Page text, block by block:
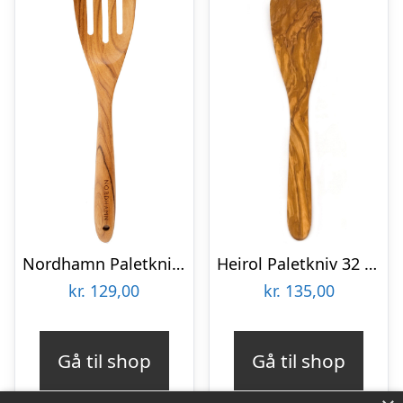
Nordhamn Paletkniv med huller 30,7 cm, teak
kr. 129,00
Gå til shop
Heirol Paletkniv 32 cm, oliventræ
kr. 135,00
Gå til shop